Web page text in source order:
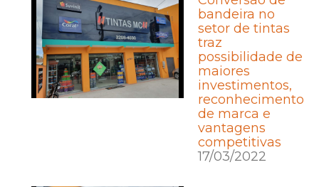
bandeira no
setor de tintas
traz
possibilidade de
maiores
investimentos,
reconhecimento
de marca e
vantagens
competitivas
17/03/2022